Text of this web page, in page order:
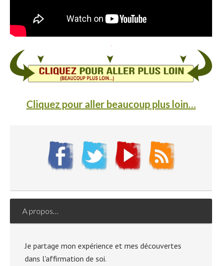
Cliquez pour aller beaucoup plus loin…
A propos…
Je partage mon expérience et mes découvertes
dans l'affirmation de soi.